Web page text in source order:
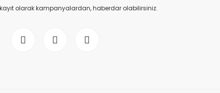
olarak kampanyalardan, haberdar olabilirsiniz.